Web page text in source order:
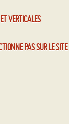
VERTICALES
PAS SUR LE SITE